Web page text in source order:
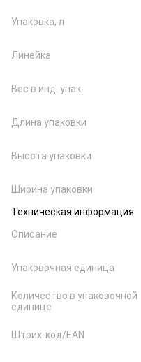
Упаковка, л
Линейка
Вес в инд. упак.
Длина упаковки
Высота упаковки
Ширина упаковки
Техническая информация
Описание
Упаковочная единица
Количество в упаковочной
единице
Штрих-код/EAN